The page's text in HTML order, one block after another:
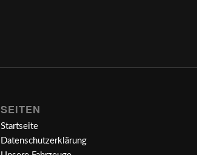
SEITEN
Startseite
Datenschutzerklärung